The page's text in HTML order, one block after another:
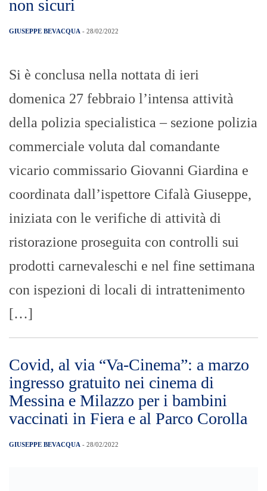
ATM: Fit CISL, FAISA CISAL, UGL e
OR.S.A., “EVITARE DI GETTARE IL
I QUOTIDIANI: le prime pagine di
oggi 28 febbraio 2022
GIUSEPPE BEVACQUA- 28/02/2022
I QUOTIDIANI: le prime pagine di oggi
28 febbraio 2022
Cerca L’articolo